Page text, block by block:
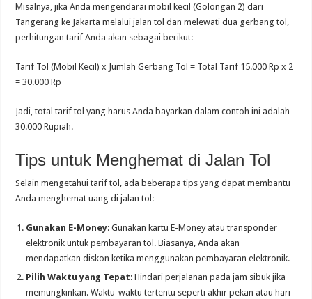
Misalnya, jika Anda mengendarai mobil kecil (Golongan 2) dari
Tangerang ke Jakarta melalui jalan tol dan melewati dua gerbang tol,
perhitungan tarif Anda akan sebagai berikut:
Tarif Tol (Mobil Kecil) x Jumlah Gerbang Tol = Total Tarif 15.000 Rp x 2
= 30.000 Rp
Jadi, total tarif tol yang harus Anda bayarkan dalam contoh ini adalah
30.000 Rupiah.
Tips untuk Menghemat di Jalan Tol
Selain mengetahui tarif tol, ada beberapa tips yang dapat membantu
Anda menghemat uang di jalan tol:
Gunakan E-Money: Gunakan kartu E-Money atau transponder
elektronik untuk pembayaran tol. Biasanya, Anda akan
mendapatkan diskon ketika menggunakan pembayaran elektronik.
Pilih Waktu yang Tepat: Hindari perjalanan pada jam sibuk jika
memungkinkan. Waktu-waktu tertentu seperti akhir pekan atau hari